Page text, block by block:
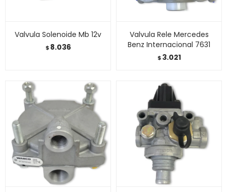
Valvula Solenoide Mb 12v
$ 8.036
Valvula Rele Mercedes
Benz Internacional 7631
$ 3.021